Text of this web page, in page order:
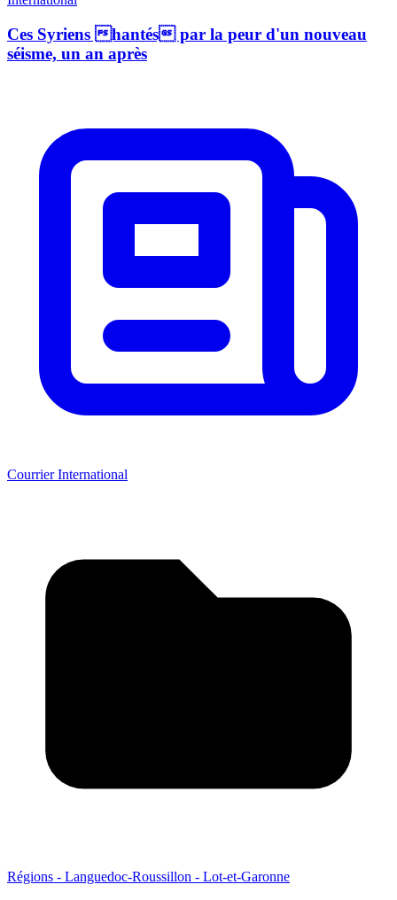
Ces Syriens hantés par la peur d'un nouveau
séisme, un an après
Courrier International
Régions - Languedoc-Roussillon - Lot-et-Garonne